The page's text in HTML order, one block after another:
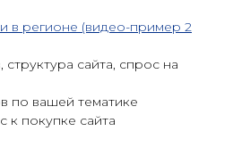
в регионе (видео-пример 2
структура сайта, спрос на
по вашей тематике
к покупке сайта